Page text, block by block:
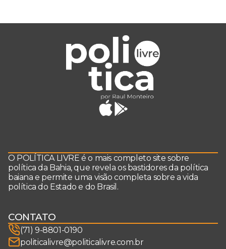
O POLÍTICA LIVRE é o mais completo site sobre
política da Bahia, que revela os bastidores da política
baiana e permite uma visão completa sobre a vida
política do Estado e do Brasil.
CONTATO
(71) 9-8801-0190
politicalivre@politicalivre.com.br